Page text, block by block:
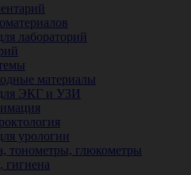
лабораторий
материалы
ЭКГ и УЗИ
урологии
тонометры, глюкометры
гигиена